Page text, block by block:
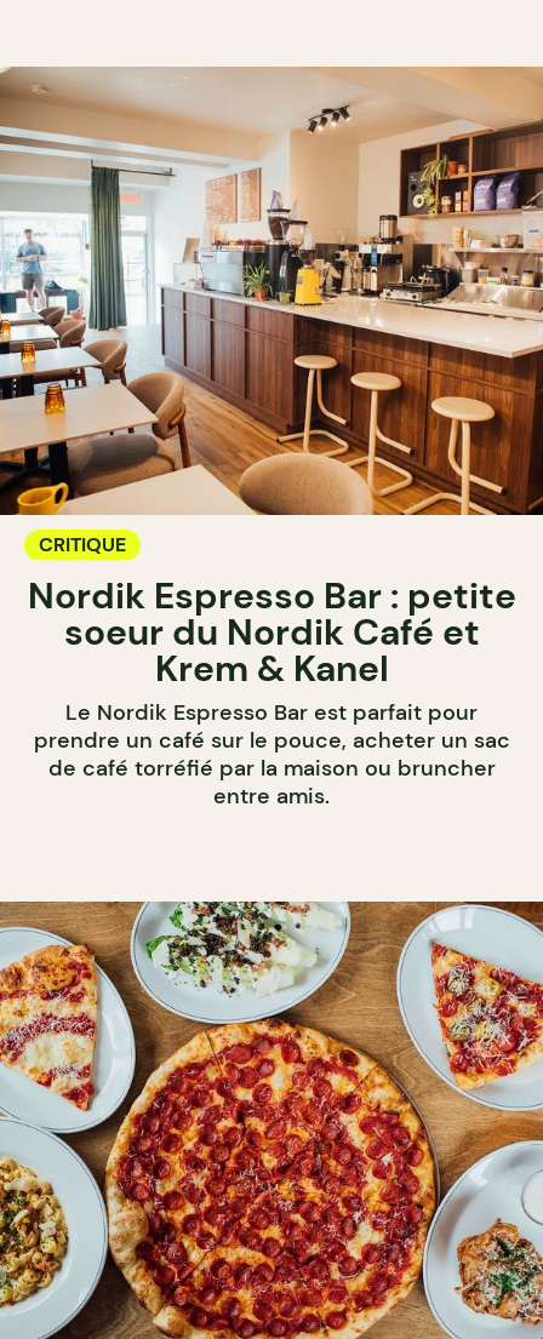
CRITIQUE
Nordik Espresso Bar : petite
soeur du Nordik Café et
Krem & Kanel
Le Nordik Espresso Bar est parfait pour
prendre un café sur le pouce, acheter un sac
de café torréfié par la maison ou bruncher
entre amis.